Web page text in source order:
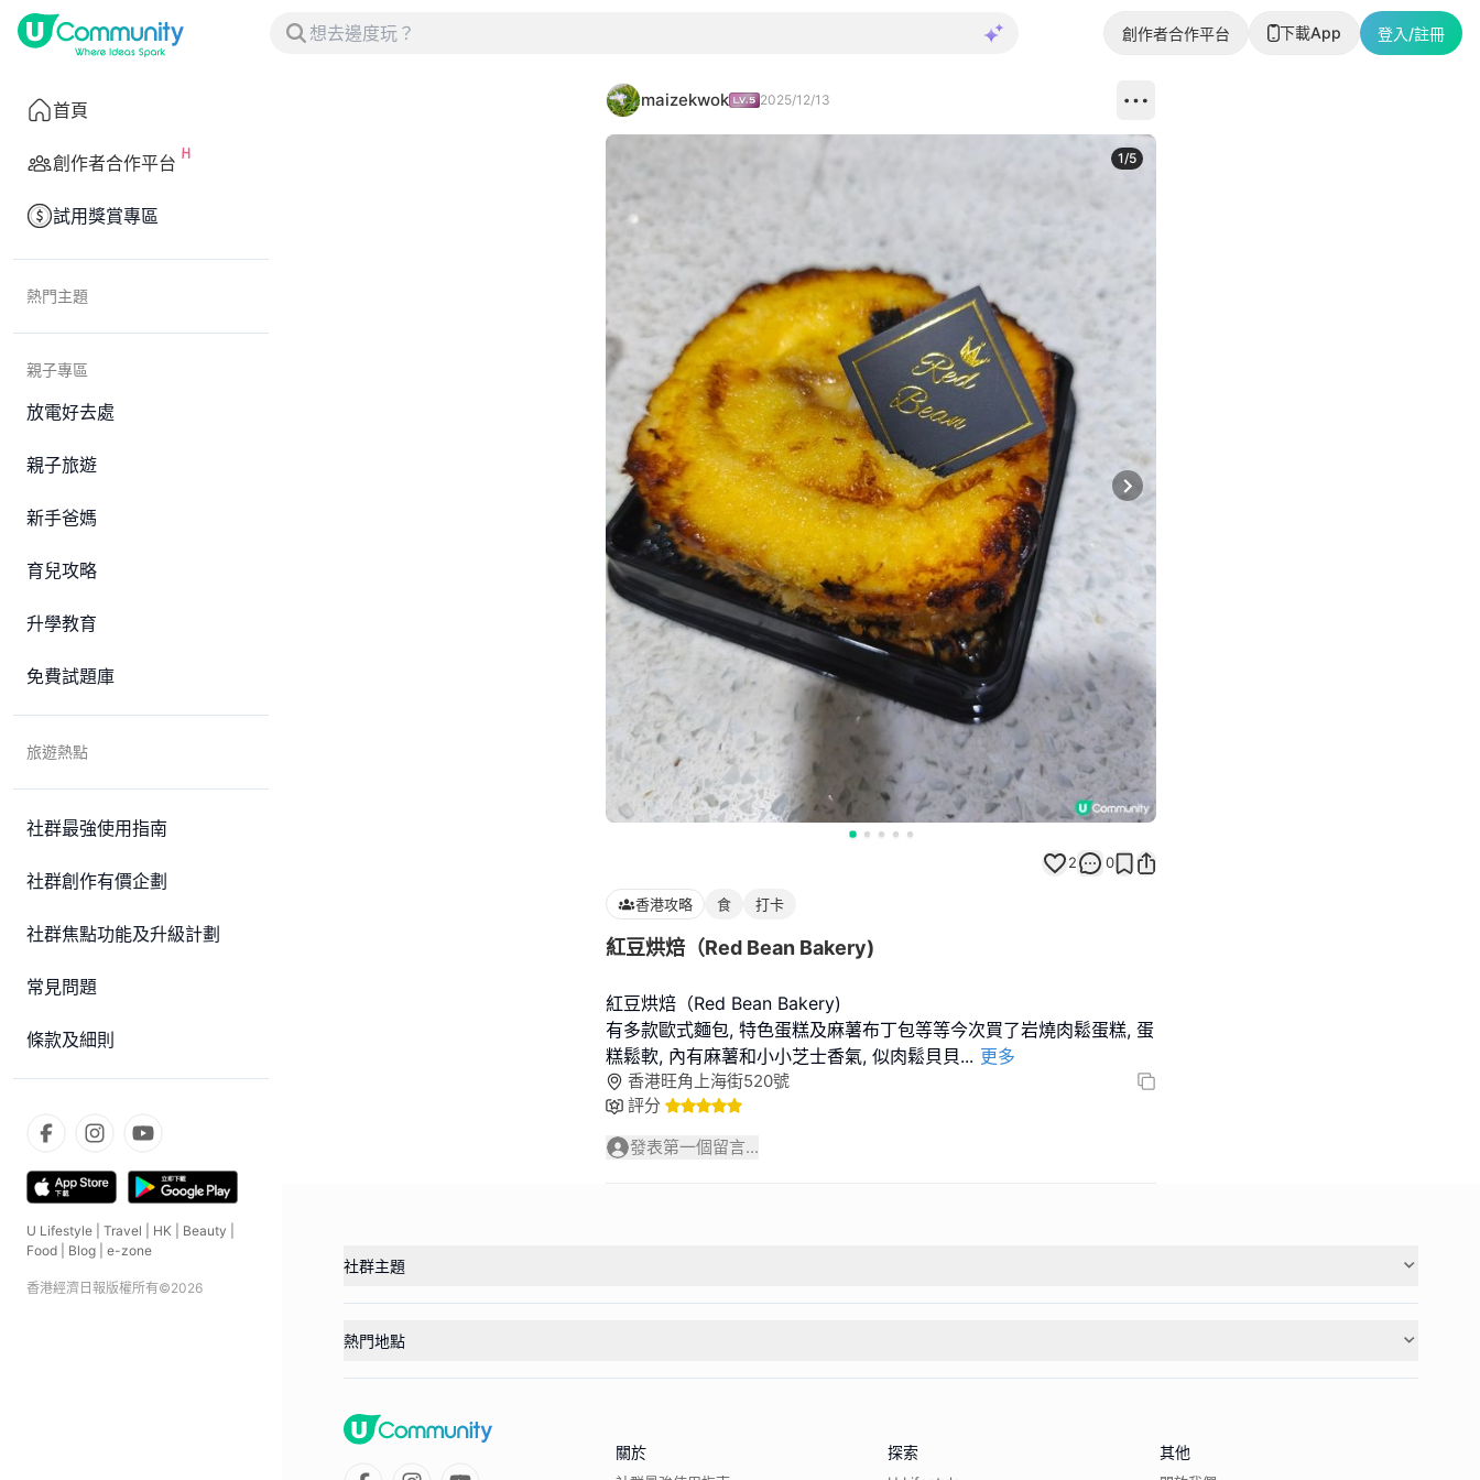
創作者合作平台 下載App 登入/註冊
首頁
創作者合作平台
試用獎賞專區
熱門主題
親子專區
放電好去處
親子旅遊
新手爸媽
育兒攻略
升學教育
免費試題庫
旅遊熱點
社群最強使用指南
社群創作有價企劃
社群焦點功能及升級計劃
常見問題
條款及細則
U Lifestyle Travel HK Beauty
Food
Blog e-zone
香港經濟日報版權所有©2026
maizekwok 2025/12/13
Next slide
1/5
2 0
香港攻略 食 打卡
紅豆烘焙（Red Bean Bakery)
紅豆烘焙（Red Bean Bakery)
有多款歐式麵包, 特色蛋糕及麻薯布丁包等等今次買了岩燒肉鬆蛋糕, 蛋
糕鬆軟, 內有麻薯和小小芝士香氣, 似肉鬆貝貝... 更多
香港旺角上海街520號
評分
發表第一個留言...
社群主題
熱門地點
關於 探索 其他